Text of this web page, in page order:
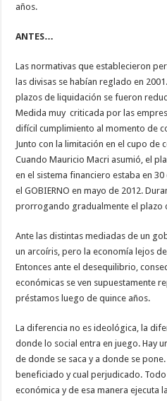
años.
ANTES…
Las normativas que establecieron
las divisas se habían reglado en
plazos de liquidación se fueron
Medida muy criticada por las
difícil cumplimiento al momento de
Junto con la limitación en el cupo de
Cuando Mauricio Macri asumió, el
en el sistema financiero estaba en
el GOBIERNO en mayo de 2012.
prorrogando gradualmente el plazo
Ante las distintas mediadas de un
un arcoíris, pero la economía lejos
Entonces ante el desequilibrio,
económicas se ven supuestamente
préstamos luego de quince años.
La diferencia no es ideológica, la
donde lo social entra en juego. Hay
de donde se saca y a donde se
beneficiado y cual perjudicado.
económica y de esa manera ejecuta